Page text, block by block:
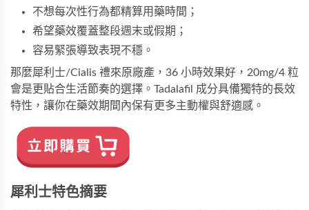
不想每次性行為都精算用藥時間；
希望藥效覆蓋整段週末或假期；
容易緊張導致表現不穩。
那麼犀利士/Cialis 禮來原廠產，36 小時效果好，20mg/4 粒
會是更貼合生活節奏的選擇。Tadalafil 成分具備獨特的長效
特性，讓你在藥效期間內保有更多主動權與舒適感。
犀利士特色摘要